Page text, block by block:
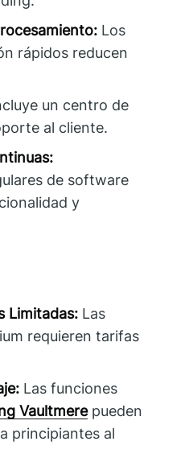
Los
rápidos reducen
un centro de
al cliente.
de software
y
Limitadas: Las
requieren tarifas
Las funciones
Vaultmerepueden
principiantes al